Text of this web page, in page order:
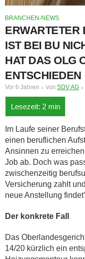
BRANCHEN-NEWS
ERWARTETER
IST BEI BU
HAT DAS OLG
ENTSCHIEDEN
Vor 6 Jahren von SDV AG
Im Laufe seiner
einen beruflichen
Ansinnen zu
Job ab. Doch was
zwischenzeitig
Versicherung zahlt
neue Anstellung
Der konkrete Fall
Das
14/20 kürzlich ein